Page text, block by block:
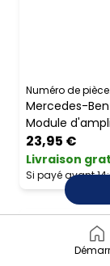
Numéro de pièce.
Mercedes-
Module
23,95 €
Livraison
Si payé avant